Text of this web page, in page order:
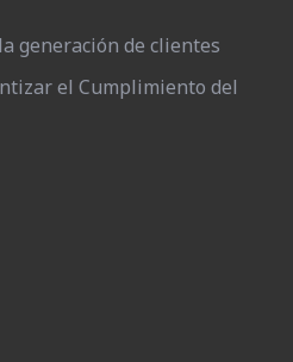
generación de clientes
el Cumplimiento del